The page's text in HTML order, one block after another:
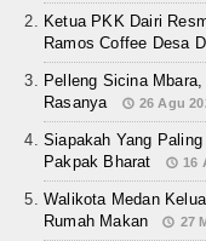
Ketua PKK Dairi
Ramos Coffee Desa
Pelleng Sicina
Rasanya
26 Agu
Siapakah Yang
Pakpak Bharat
16
Walikota Medan
Rumah Makan
27